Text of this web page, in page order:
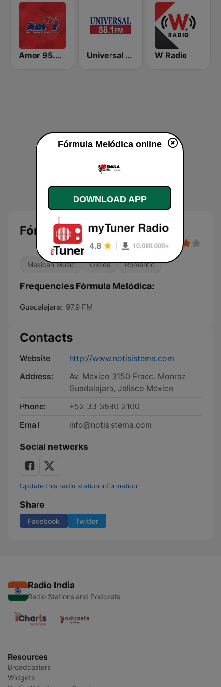
Amor 95.3 FM Universal 88.1 FM W Radio
Fórmula Melódica
Mexican Music Oldies Romantic
Frequencies Fórmula Melódica:
Guadalajara: 97.9 FM
Contacts
Website
http://www.notisistema.com
Address:
Av. México 3150 Fracc. Monraz
Guadalajara, Jalisco México
Phone:
+52 33 3880 2100
Email
info@notisistema.com
Social networks
Update this radio station information
Share
Facebook Twitter
Radio India
Radio Stations and Podcasts
Resources
Broadcasters
Widgets
Fórmula Melódica online
DOWNLOAD APP